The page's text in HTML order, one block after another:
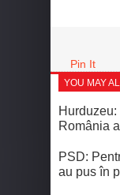
Pin It
YOU MAY
România
PSD:
au pus în